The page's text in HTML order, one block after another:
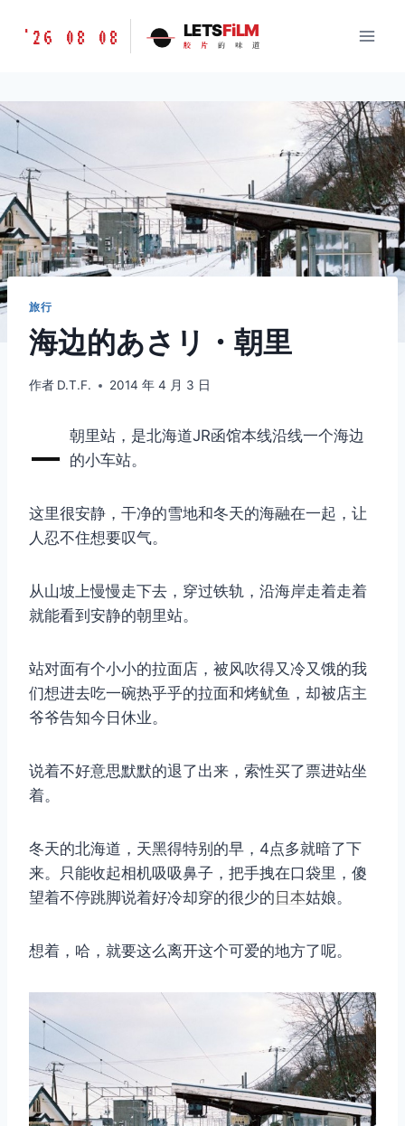
胶
味
道
LETSFILM
'26 08 08 LETSFiLM
胶 片 的 味 道
旅行
海边的あさリ・朝里
作者 D.T.F. 2014 年 4 月 3 日
– 朝里站，是北海道JR函馆本线沿线一个海边
的小车站。
这里很安静，干净的雪地和冬天的海融在一起，让
人忍不住想要叹气。
从山坡上慢慢走下去，穿过铁轨，沿海岸走着走着
就能看到安静的朝里站。
站对面有个小小的拉面店，被风吹得又冷又饿的我
们想进去吃一碗热乎乎的拉面和烤鱿鱼，却被店主
爷爷告知今日休业。
说着不好意思默默的退了出来，索性买了票进站坐
着。
冬天的北海道，天黑得特别的早，4点多就暗了下
来。只能收起相机吸吸鼻子，把手拽在口袋里，傻
望着不停跳脚说着好冷却穿的很少的 日本姑娘。
想着，哈，就要这么离开这个可爱的地方了呢。